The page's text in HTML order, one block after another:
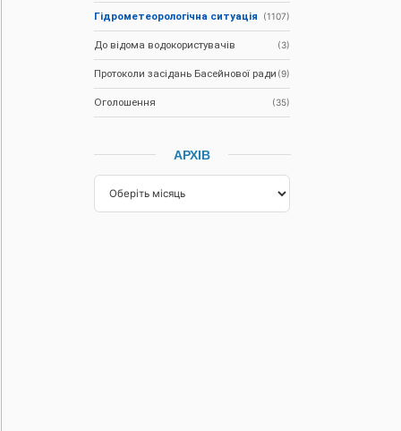
Гідрометеорологічна ситуація (1107)
До відома водокористувачів (3)
Протоколи засідань Басейнової ради (9)
Оголошення (35)
АРХІВ